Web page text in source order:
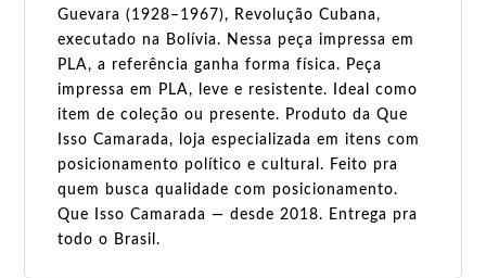
Guevara (1928–1967), Revolução Cubana,
executado na Bolívia. Nessa peça impressa em
PLA, a referência ganha forma física. Peça
impressa em PLA, leve e resistente. Ideal como
item de coleção ou presente. Produto da Que
Isso Camarada, loja especializada em itens com
posicionamento político e cultural. Feito pra
quem busca qualidade com posicionamento.
Que Isso Camarada — desde 2018. Entrega pra
todo o Brasil.